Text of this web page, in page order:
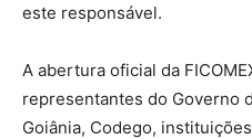
este responsável.
A abertura oficial da
representantes do Governo
Goiânia, Codego,